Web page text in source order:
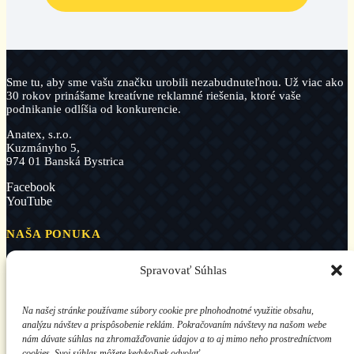
Spravovať Súhlas
Na našej stránke používame súbory cookie pre plnohodnotné využitie obsahu,
analýzu návštev a prispôsobenie reklám. Pokračovaním návštevy na našom webe
nám dávate súhlas na zhromažďovanie údajov a to aj mimo neho prostredníctvom
Sme tu, aby sme vašu značku urobili nezabudnuteľnou. Už viac ako
30 rokov prinášame kreatívne reklamné riešenia, ktoré vaše
podnikanie odlíšia od konkurencie.
Anatex, s.r.o.
Kuzmányho 5,
974 01 Banská Bystrica
Facebook
YouTube
NAŠA PONUKA
Kalendáre, diáre a novoročenky
Reklamné tlačoviny
Veľkoformátová tlač a polepy
Reklamná a priemyselná potlač